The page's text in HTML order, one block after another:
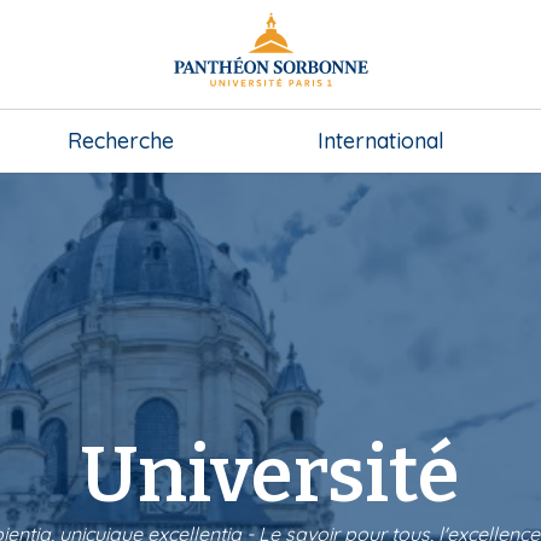
Recherche International
Université
unicuique excellentia - Le savoir pour tous,